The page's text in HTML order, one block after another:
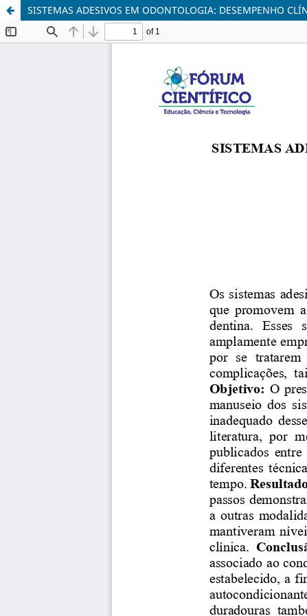
SISTEMAS ADESIVOS EM ODONTOLOGIA: DESEMPENHO